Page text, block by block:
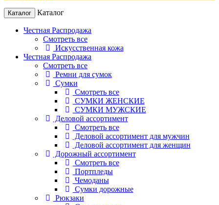
Каталог Каталог
Честная Распродажа
Смотреть все
Искусственная кожа
Честная Распродажа
Смотреть все
Ремни для сумок
Сумки
Смотреть все
СУМКИ ЖЕНСКИЕ
СУМКИ МУЖСКИЕ
Деловой ассортимент
Смотреть все
Деловой ассортимент для мужчин
Деловой ассортимент для женщин
Дорожный ассортимент
Смотреть все
Портпледы
Чемоданы
Сумки дорожные
Рюкзаки